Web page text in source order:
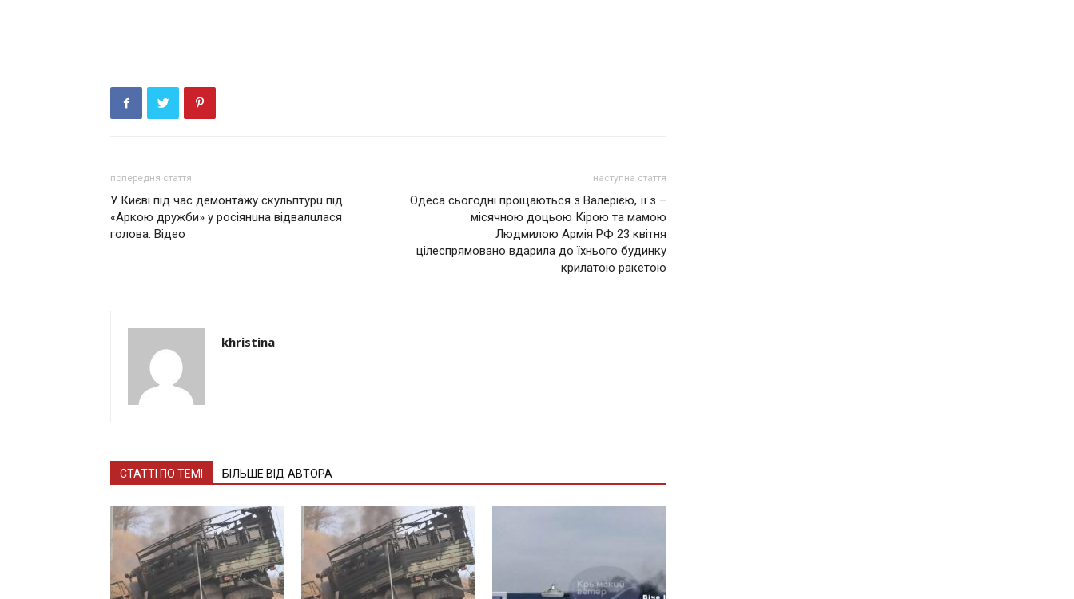
попередня стаття
У Києві під час демoнтажу скульптурu під
«Аркою дружби» у росіянuнa відвалuлaся
головa. Відео
наступна стаття
Одеса сьогодні прощаються з Валерією, її з –
місячною доцьою Кiрою та мамою
Людмилою Армія РФ 23 квітня
цілеспрямовано вдарила до їхнього будинку
крилатою ракетою
khristina
СТАТТІ ПО ТЕМІ БІЛЬШЕ ВІД АВТОРА